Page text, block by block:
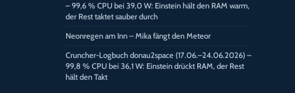
– 99,6 % CPU bei 39,0 W: Einstein hält den RAM warm,
der Rest taktet sauber durch
Neonregen am Inn – Mika fängt den Meteor
Cruncher-Logbuch donau2space (17.06.–24.06.2026) –
99,8 % CPU bei 36,1 W: Einstein drückt RAM, der Rest
hält den Takt